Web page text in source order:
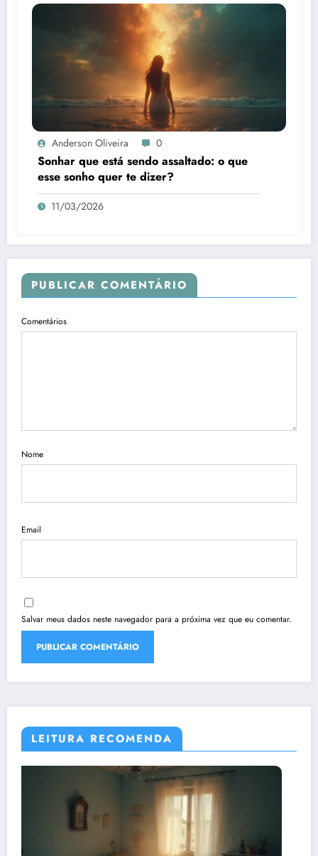
Anderson Oliveira 0
Sonhar que está sendo assaltado: o que
esse sonho quer te dizer?
11/03/2026
PUBLICAR COMENTÁRIO
Comentários
Nome
Email
Salvar meus dados neste navegador para a próxima vez que eu comentar.
LEITURA RECOMENDA